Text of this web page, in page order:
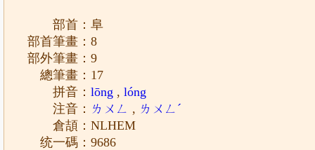
部首：阜
部首筆畫：8
部外筆畫：9
總筆畫：17
拼音：lōng ,lóng
注音： ㄌㄨㄥ , ㄌㄨㄥˊ
倉頡：NLHEM
统一碼：9686